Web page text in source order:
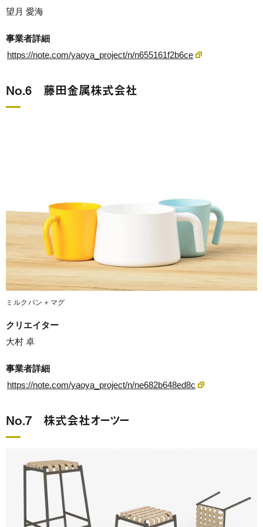
望月 愛海
事業者詳細
https://note.com/yaoya_project/n/n655161f2b6ce
No.6 藤田金属株式会社
ミルクパン＋マグ
クリエイター
大村 卓
事業者詳細
https://note.com/yaoya_project/n/ne682b648ed8c
No.7 株式会社オーツー